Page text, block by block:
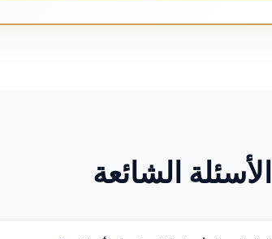
الأسئلة الشائعة